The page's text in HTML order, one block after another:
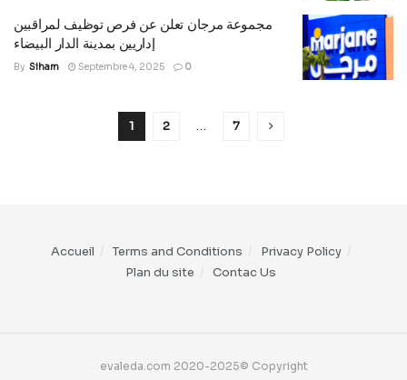
مجموعة مرجان تعلن عن فرص توظيف لمراقبين
إداريين بمدينة الدار البيضاء
By Siham Septembre 4, 2025 0
1 2 … 7
Accueil Terms and Conditions
Privacy Policy
Plan du site
Contac Us
evaleda.com 2020-2025© Copyright